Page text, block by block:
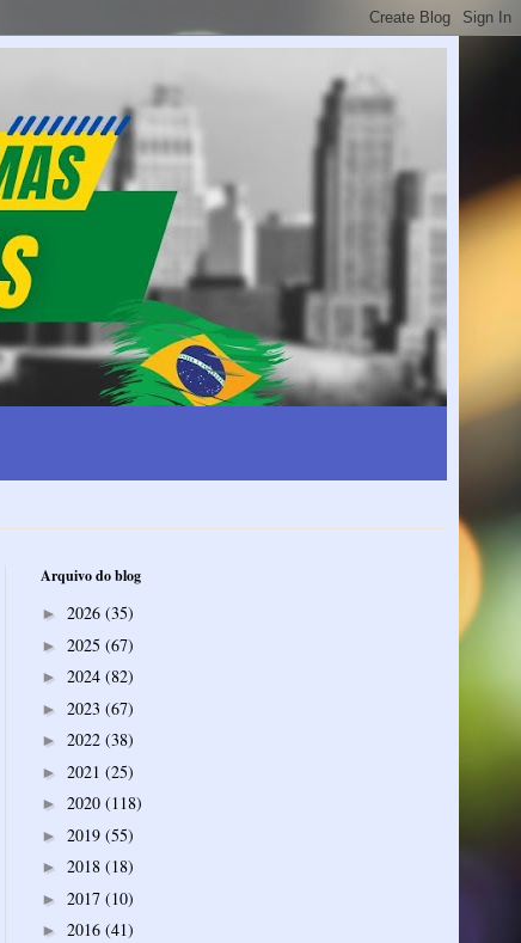
Arquivo do blog
► 2026 (35)
► 2025 (67)
► 2024 (82)
► 2023 (67)
► 2022 (38)
► 2021 (25)
► 2020 (118)
► 2019 (55)
► 2018 (18)
► 2017 (10)
► 2016 (41)